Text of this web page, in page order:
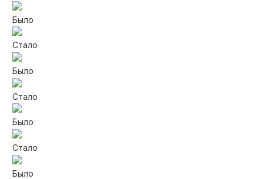
Было
Стало
Было
Стало
Было
Стало
Было